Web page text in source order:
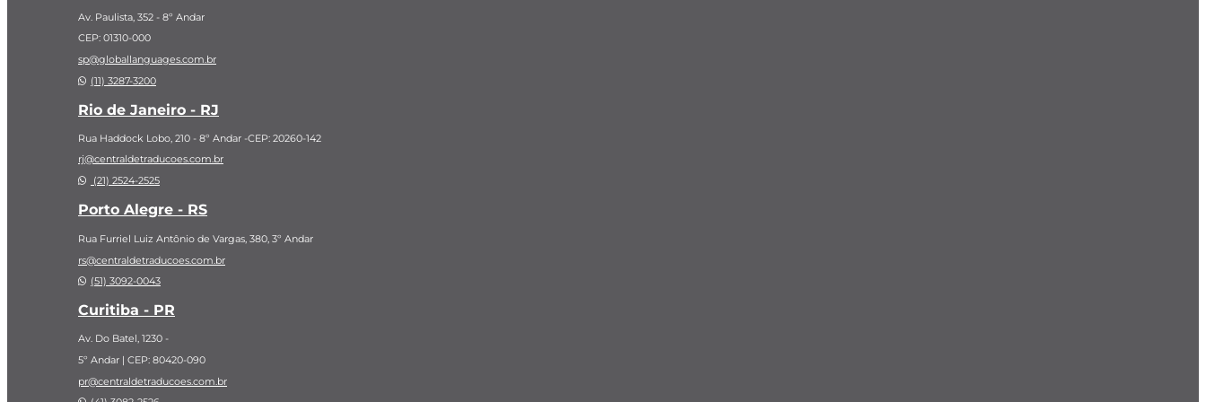
Av. Paulista, 352 - 8º Andar
CEP: 01310-000
sp@globallanguages.com.br
(11) 3287-3200
Rio de Janeiro - RJ
Rua Haddock Lobo, 210 - 8º Andar -CEP: 20260-142
rj@centraldetraducoes.com.br
(21) 2524-2525
Porto Alegre - RS
Rua Furriel Luiz Antônio de Vargas, 380, 3º Andar
rs@centraldetraducoes.com.br
(51) 3092-0043
Curitiba - PR
Av. Do Batel, 1230 -
5º Andar | CEP: 80420-090
pr@centraldetraducoes.com.br